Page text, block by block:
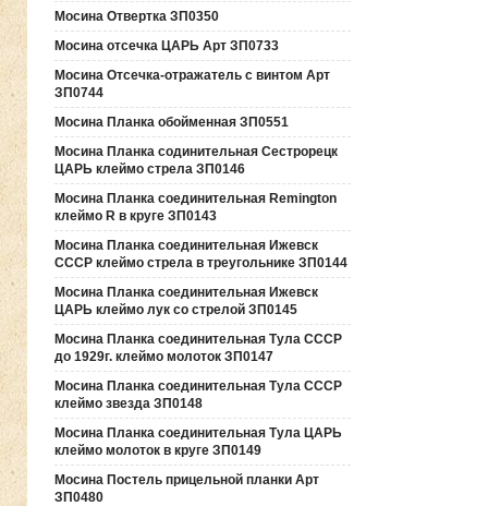
Мосина Отвертка ЗП0350
Мосина отсечка ЦАРЬ Арт ЗП0733
Мосина Отсечка-отражатель с винтом Арт
ЗП0744
Мосина Планка обойменная ЗП0551
Мосина Планка содинительная Сестрорецк
ЦАРЬ клеймо стрела ЗП0146
Мосина Планка соединительная Remington
клеймо R в круге ЗП0143
Мосина Планка соединительная Ижевск
СССР клеймо стрела в треугольнике ЗП0144
Мосина Планка соединительная Ижевск
ЦАРЬ клеймо лук со стрелой ЗП0145
Мосина Планка соединительная Тула СССР
до 1929г. клеймо молоток ЗП0147
Мосина Планка соединительная Тула СССР
клеймо звезда ЗП0148
Мосина Планка соединительная Тула ЦАРЬ
клеймо молоток в круге ЗП0149
Мосина Постель прицельной планки Арт
ЗП0480